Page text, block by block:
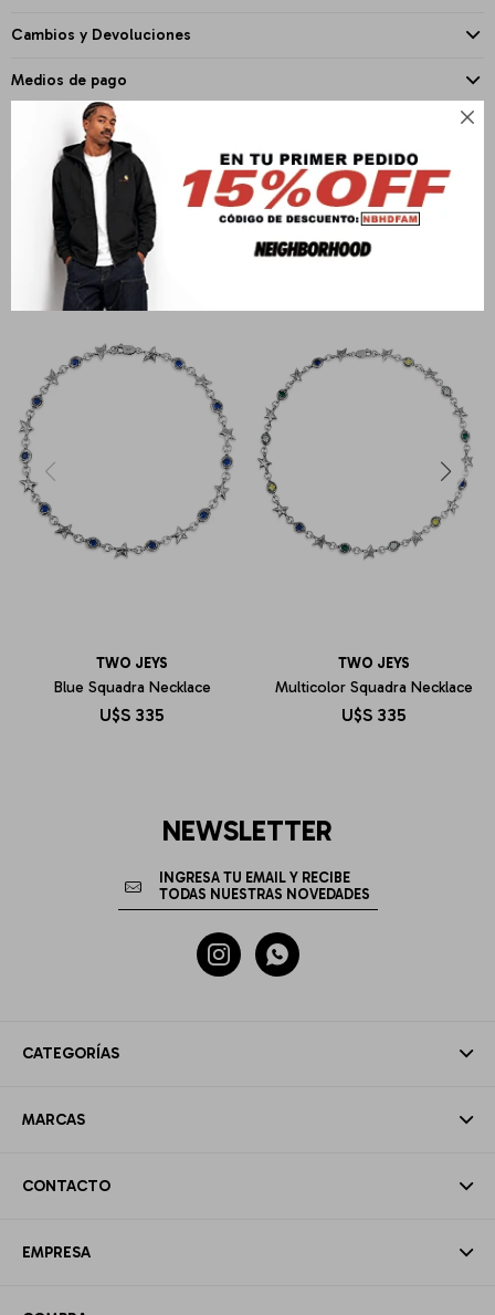

Cambios y Devoluciones
Medios de pago
PRODUCTOS QUE TE PUEDEN INTERESAR
TWO JEYS
Blue Squadra Necklace
U$S 335
TWO JEYS
Multicolor Squadra Necklace
U$S 335
CATEGORÍAS
MARCAS
CONTACTO
EMPRESA
NEWSLETTER
 